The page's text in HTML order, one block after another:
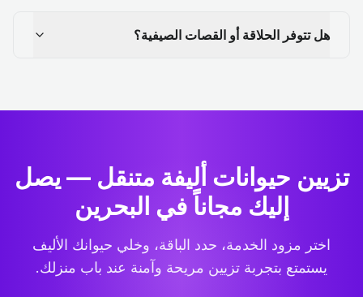
هل تتوفر الحلاقة أو القصات الصيفية؟
تزيين حيوانات أليفة متنقل — يصل
إليك مجاناً في البحرين
اختر مزود الخدمة، حدد الباقة، وخلي حيوانك الأليف
يستمتع بتجربة تزيين مريحة وآمنة عند باب منزلك.